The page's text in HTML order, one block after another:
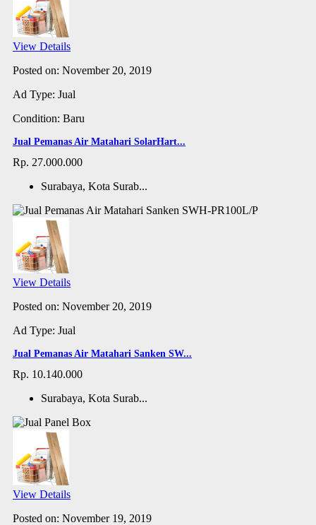
View Details
Posted on: November 20, 2019
Ad Type: Jual
Condition: Baru
Jual Pemanas Air Matahari SolarHart...
Rp. 27.000.000
Surabaya, Kota Surab...
View Details
Posted on: November 20, 2019
Ad Type: Jual
Jual Pemanas Air Matahari Sanken SW...
Rp. 10.140.000
Surabaya, Kota Surab...
View Details
Posted on: November 19, 2019